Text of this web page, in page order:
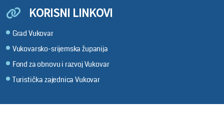
KORISNI LINKOVI
Grad Vukovar
Vukovarsko-srijemska županija
Fond za obnovu i razvoj Vukovar
Turistička zajednica Vukovar